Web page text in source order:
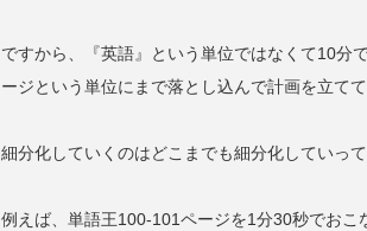
ですから、『英語』という単位ではなくて10分
ージという単位にまで落とし込んで計画を立て
細分化していくのはどこまでも細分化していって
例えば、単語王100-101ページを1分30秒でおこ